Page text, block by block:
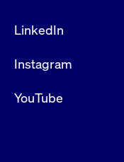
LinkedIn
Instagram
YouTube